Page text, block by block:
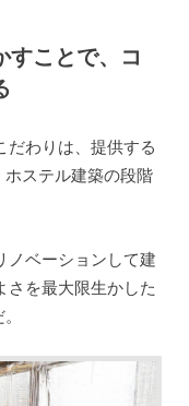
すことで、コ
わりは、提供する
ステル建築の段階
ノベーションして建
を最大限生かした